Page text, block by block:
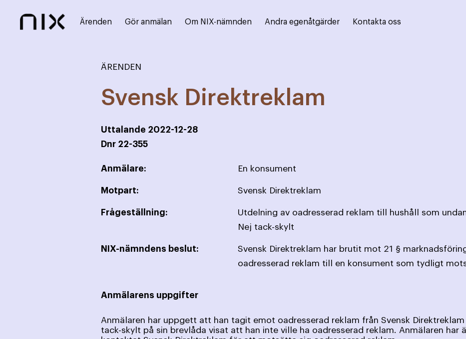
Ärenden Gör anmälan Om NIX-nämnden Andra egenåtgärder Kontakta oss
ÄRENDEN
Svensk Direktreklam
Uttalande 2022-12-28
Dnr 22-355
Anmälare: En konsument
Motpart: Svensk Direktreklam
Frågeställning:
Utdelning av oadresserad reklam till hushåll som
Nej tack-skylt
NIX-nämndens beslut:
Svensk Direktreklam har brutit mot 21 §
oadresserad reklam till en konsument som tydligt
Anmälarens uppgifter
Anmälaren har uppgett att han tagit emot oadresserad reklam från Svensk
tack-skylt på sin brevlåda visat att han inte ville ha oadresserad reklam. Anmälaren har